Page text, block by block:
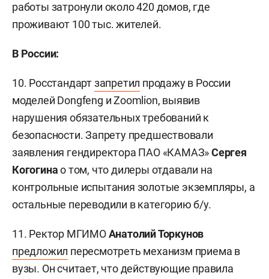
работы затронули около 420 домов, где
проживают 100 тыс. жителей.
В России:
10. Росстандартзапретил продажу в России
моделей Dongfeng и Zoomlion, выявив
нарушения обязательных требований к
безопасности. Запрету предшествовали
заявления гендиректора ПАО «КАМАЗ»Сергея
Когогинао том, что дилеры отдавали на
контрольные испытания золотые экземпляры, а
остальные переводили в категорию б/у.
11. Ректор МГИМОАнатолий Торкунов
предложил пересмотреть механизм приема в
вузы. Он считает, что действующие правила